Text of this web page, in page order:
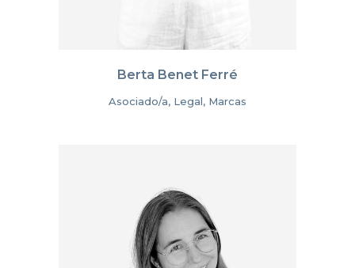
Berta Benet Ferré
Asociado/a, Legal, Marcas